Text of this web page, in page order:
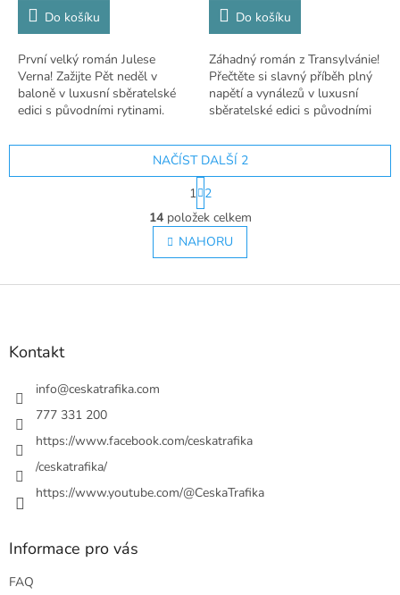
Do košíku
První velký román Julese
Verna! Zažijte Pět neděl v
baloně v luxusní sběratelské
edici s původními rytinami.
Do košíku
Záhadný román z Transylvánie!
Přečtěte si slavný příběh plný
napětí a vynálezů v luxusní
sběratelské edici s původními
O
v
l
á
ý
s
NAČÍST DALŠÍ 2
S
t
r
á
n
k
v
1 2
14položek celkem
NAHORU
Z
Kontakt
info@ceskatrafika.com
777 331 200
https://www.facebook.com/ceskatrafika
/ceskatrafika/
https://www.youtube.com/@CeskaTrafika
Informace pro vás
FAQ